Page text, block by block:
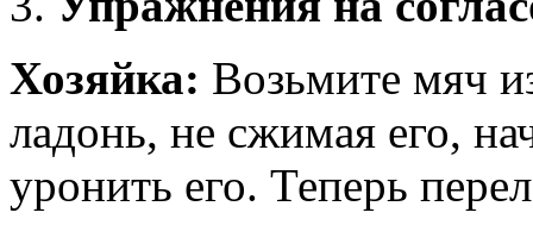
Хозяйка: Возьмите мяч
ладонь, не сжимая его,
уронить его. Теперь